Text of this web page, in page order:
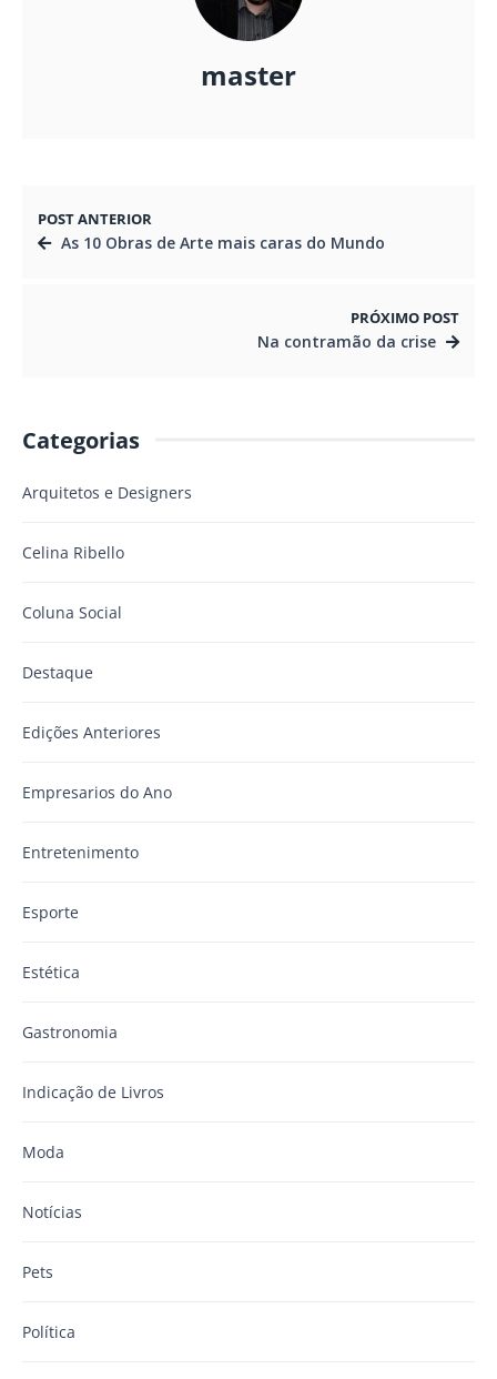
master
POST ANTERIOR
As 10 Obras de Arte mais caras do Mundo
PRÓXIMO POST
Na contramão da crise
Categorias
Arquitetos e Designers
Celina Ribello
Coluna Social
Destaque
Edições Anteriores
Empresarios do Ano
Entretenimento
Esporte
Estética
Gastronomia
Indicação de Livros
Moda
Notícias
Pets
Política